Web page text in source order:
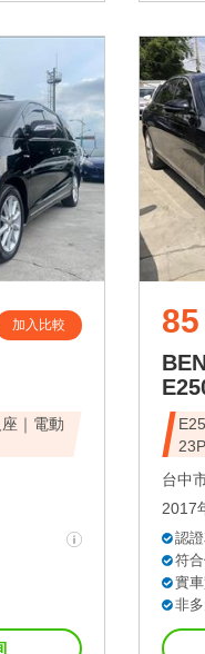
加入比較
｜電動
85
台中
2017
認
符
實
非